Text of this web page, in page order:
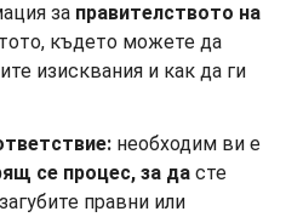
за правителството на
където можете да
изисквания и как да ги
необходим ви е
се процес, за да сте
правни или